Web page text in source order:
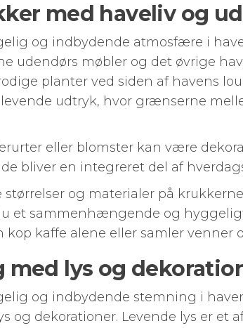
med haveliv og
og indbydende atmosfære i
udendørs møbler og det øvrige
planter ved siden af havens
udtryk, hvor grænserne
eller blomster kan være
bliver en integreret del af
størrelser og materialer på
et sammenhængende og
kop kaffe alene eller samler venner
med lys og
og indbydende stemning i
og dekorationer. Levende lys er et